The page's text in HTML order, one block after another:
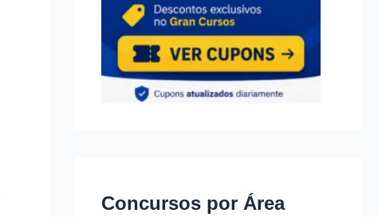
Concursos por Área